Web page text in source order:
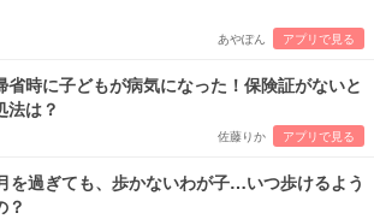
あやぽん アプリで見る
省時に子どもが病気になった！保険証がないと
法は？
佐藤りか アプリで見る
を過ぎても、歩かないわが子…いつ歩けるよう
？